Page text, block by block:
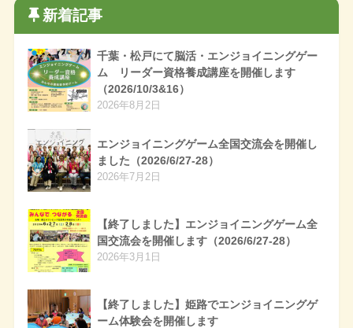
新着記事
千葉・松戸にて脳活・エンジョイニングゲー
ム リーダー資格養成講座を開催します
（2026/10/3&16）
2026年8月2日
エンジョイニングゲーム全国交流会を開催し
ました（2026/6/27-28）
2026年7月2日
【終了しました】エンジョイニングゲーム全
国交流会を開催します（2026/6/27-28）
2026年3月1日
【終了しました】姫路でエンジョイニングゲ
ーム体験会を開催します